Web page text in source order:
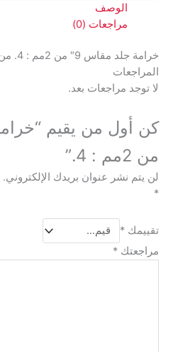
الوصف
مراجعات (0)
خرامة جلد مقاس 9″ من 2مم : 4. من شركة تولسون تولز العالميه
المراجعات
لا توجد مراجعات بعد.
من 2مم : 4.”
لن يتم نشر عنوان بريدك الإلكتروني.
*
تقييمك *
مراجعتك *